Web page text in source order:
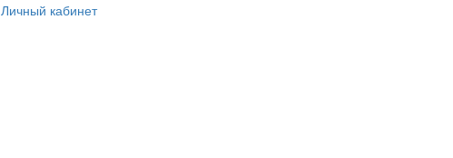
Личный кабинет